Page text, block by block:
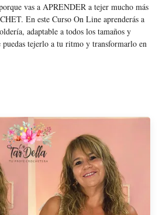
vas a APRENDER a tejer mucho más
En este Curso On Line aprenderás a
adaptable a todos los tamaños y
puedas tejerlo a tu ritmo y transformarlo en